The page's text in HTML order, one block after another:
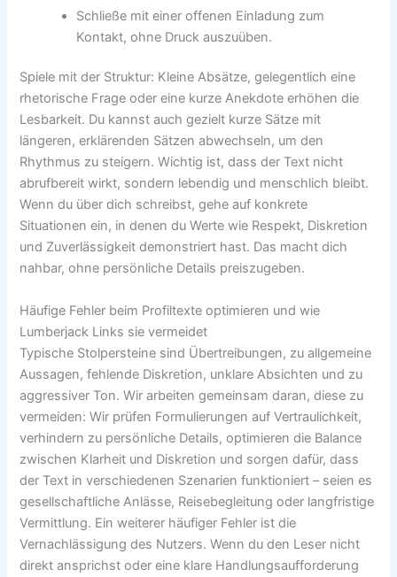
Schließe mit einer offenen Einladung zum
Kontakt, ohne Druck auszuüben.
Spiele mit der Struktur: Kleine Absätze, gelegentlich eine
rhetorische Frage oder eine kurze Anekdote erhöhen die
Lesbarkeit. Du kannst auch gezielt kurze Sätze mit
längeren, erklärenden Sätzen abwechseln, um den
Rhythmus zu steigern. Wichtig ist, dass der Text nicht
abrufbereit wirkt, sondern lebendig und menschlich bleibt.
Wenn du über dich schreibst, gehe auf konkrete
Situationen ein, in denen du Werte wie Respekt, Diskretion
und Zuverlässigkeit demonstriert hast. Das macht dich
nahbar, ohne persönliche Details preiszugeben.
Häufige Fehler beim Profiltexte optimieren und wie
Lumberjack Links sie vermeidet
Typische Stolpersteine sind Übertreibungen, zu allgemeine
Aussagen, fehlende Diskretion, unklare Absichten und zu
aggressiver Ton. Wir arbeiten gemeinsam daran, diese zu
vermeiden: Wir prüfen Formulierungen auf Vertraulichkeit,
verhindern zu persönliche Details, optimieren die Balance
zwischen Klarheit und Diskretion und sorgen dafür, dass
der Text in verschiedenen Szenarien funktioniert – seien es
gesellschaftliche Anlässe, Reisebegleitung oder langfristige
Vermittlung. Ein weiterer häufiger Fehler ist die
Vernachlässigung des Nutzers. Wenn du den Leser nicht
direkt ansprichst oder eine klare Handlungsaufforderung